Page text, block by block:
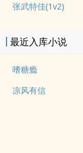
张武特佳(1v2)
最近入库小说
嗜糖瘾
凉风有信